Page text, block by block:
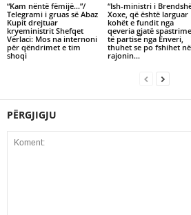
“Kam nëntë fëmijë…”/
Telegrami i gruas së Abaz
Kupit drejtuar
kryeministrit Shefqet
Vërlaci: Mos na internoni
për qëndrimet e tim
shoqi
“Ish-ministri i
Xoxe, që është larguar
kohët e fundit nga
qeveria gjatë
të partisë nga Enveri,
thuhet se po fshihet në
rajonin...
PËRGJIGJU